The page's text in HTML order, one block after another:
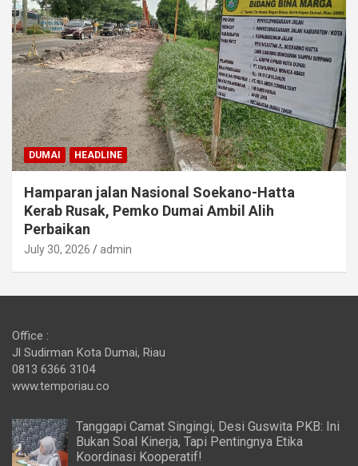
DUMAI HEADLINE
Hamparan jalan Nasional Soekano-Hatta
Kerab Rusak, Pemko Dumai Ambil Alih
Perbaikan
July 30, 2026 admin
Office :
Jl Sudirman Kota Dumai, Riau
0813 6366 3104
www.temporiau.co
Tanggapi Camat Singingi, Desi Guswita PKB: Ini
Bukan Soal Kinerja, Tapi Pentingnya Etika
Koordinasi Kooperatif!